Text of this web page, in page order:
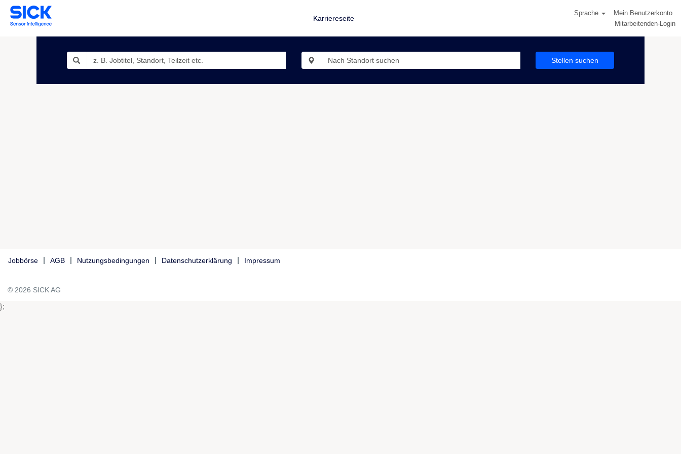
Karriereseite
Sprache
Mein Benutzerkonto
Mitarbeitenden-Login
Stellen suchen
Jobbörse AGB Nutzungsbedingungen Datenschutzerklärung Impressum
© 2026 SICK AG
};